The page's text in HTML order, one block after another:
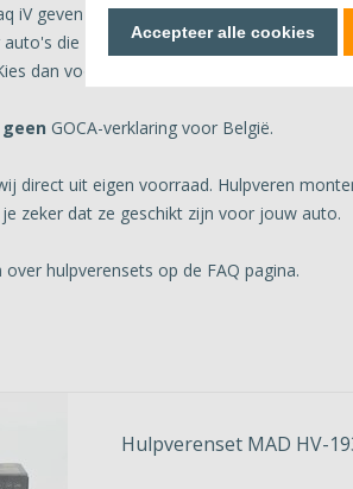
iV geven extra veerkracht. Ze vullen de
die vaak zwaar worden beladen.
dan voor het Nederlandse
geen GOCA-verklaring voor België.
direct uit eigen voorraad. Hulpveren
zeker dat ze geschikt zijn voor jouw auto.
hulpverensets op de FAQ pagina.
Hulpverenset MAD HV-
Accepteer alle cookies